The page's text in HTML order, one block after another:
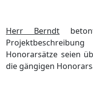
Herr Berndt
Honorarsätze seien ü
die gängigen